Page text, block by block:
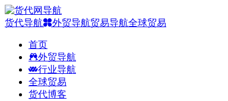
货代导航 外贸导航贸易导航全球贸易
首页
外贸导航
行业导航
全球贸易
货代博客